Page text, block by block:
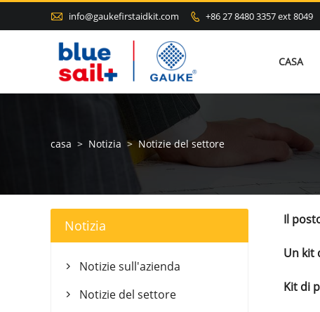
 info@gaukefirstaidkit.com  +86 27 8480 3357 ext 8049
CASA
casa > Notizia > Notizie del settore
Il
Un kit
Kit di
Notizia
 Notizie sull'azienda
 Notizie del settore